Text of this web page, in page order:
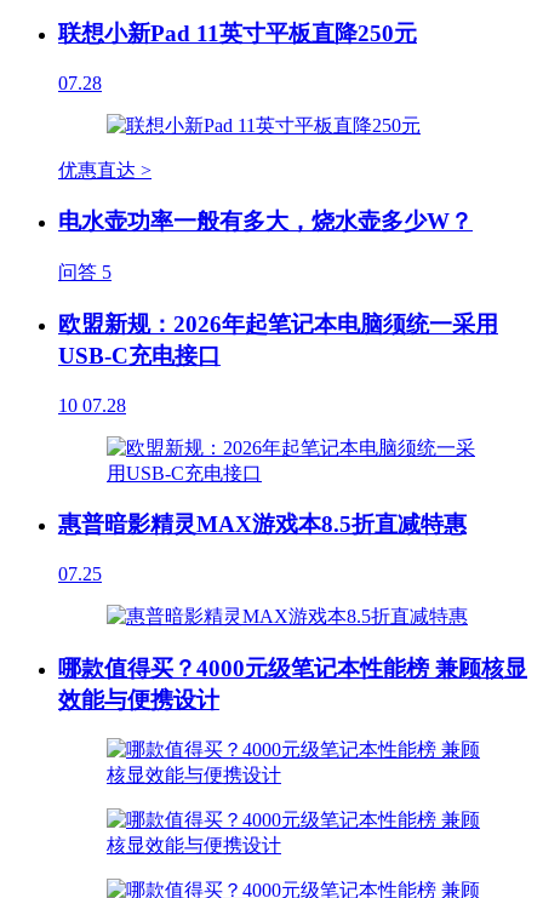
联想小新Pad 11英寸平板直降250元
07.28
优惠直达 >
电水壶功率一般有多大，烧水壶多少W？
问答 5
欧盟新规：2026年起笔记本电脑须统一采用
USB-C充电接口
10 07.28
惠普暗影精灵MAX游戏本8.5折直减特惠
07.25
哪款值得买？4000元级笔记本性能榜 兼顾核显
效能与便携设计